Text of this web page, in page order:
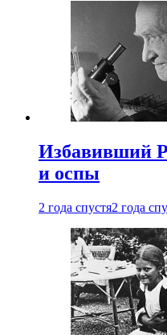
Избавивший
и оспы
2 года спустя2 года